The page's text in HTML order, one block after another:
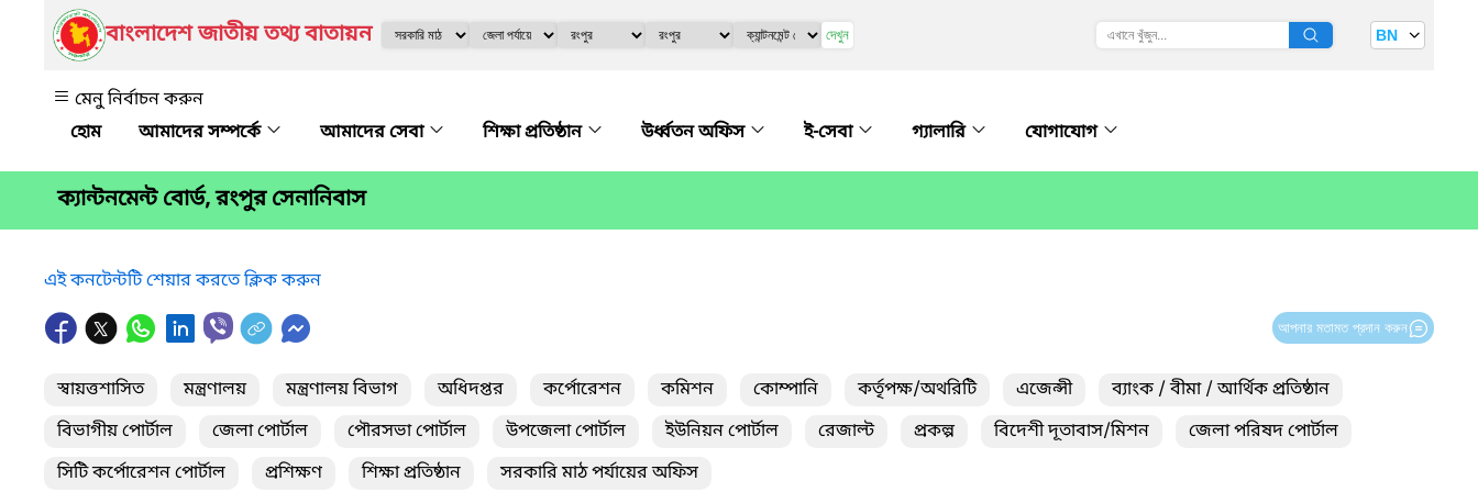
বাংলাদেশ জাতীয় তথ্য বাতায়ন দেখুন BN
মেনু নির্বাচন করুন
আমাদের সম্পর্কে
আমাদের সেবা শিক্ষা প্রতিষ্ঠান উর্ধ্বতন অফিস ই-সেবা গ্যালারি যোগাযোগ
ক্যান্টনমেন্ট বোর্ড, রংপুর সেনানিবাস
এই কনটেন্টটি শেয়ার করতে ক্লিক করুন
আপনার মতামত প্রদান করুন
স্বায়ত্তশাসিত মন্ত্রণালয় মন্ত্রণালয় বিভাগ অধিদপ্তর কর্পোরেশন কমিশন কোম্পানি কর্তৃপক্ষ/অথরিটি এজেন্সী
ব্যাংক / বীমা / আর্থিক প্রতিষ্ঠান
বিভাগীয় পোর্টাল
জেলা পোর্টাল পৌরসভা পোর্টাল উপজেলা পোর্টাল ইউনিয়ন পোর্টাল রেজাল্ট প্রকল্প বিদেশী দূতাবাস/মিশন
জেলা পরিষদ পোর্টাল
সিটি কর্পোরেশন পোর্টাল
প্রশিক্ষণ শিক্ষা প্রতিষ্ঠান সরকারি মাঠ পর্যায়ের অফিস